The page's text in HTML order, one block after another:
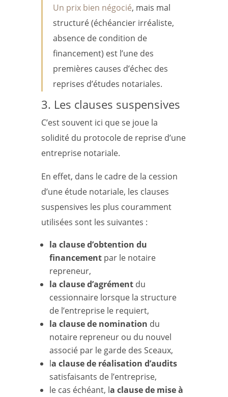
Un prix bien négocié, mais mal
structuré (échéancier irréaliste,
absence de condition de
financement) est l’une des
premières causes d’échec des
reprises d’études notariales.
3. Les clauses suspensives
C’est souvent ici que se joue la
solidité du protocole de reprise d’une
entreprise notariale.
En effet, dans le cadre de la cession
d’une étude notariale, les clauses
suspensives les plus couramment
utilisées sont les suivantes :
la clause d’obtention du
financementpar le notaire
repreneur,
la clause d’agrément du
cessionnaire lorsque la structure
de l’entreprise le requiert,
la clause de nomination du
notaire repreneur ou du nouvel
associé par le garde des Sceaux,
la clause de réalisation d’audits
satisfaisants de l’entreprise,
le cas échéant, la clause de mise à